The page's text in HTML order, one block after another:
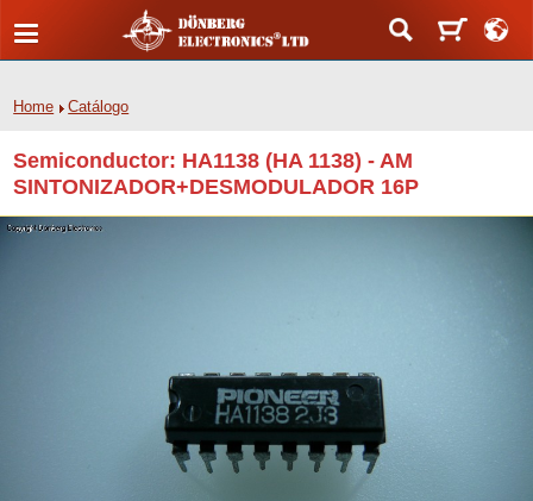
Home Catálogo
Semiconductor: HA1138 (HA 1138) - AM
SINTONIZADOR+DESMODULADOR 16P